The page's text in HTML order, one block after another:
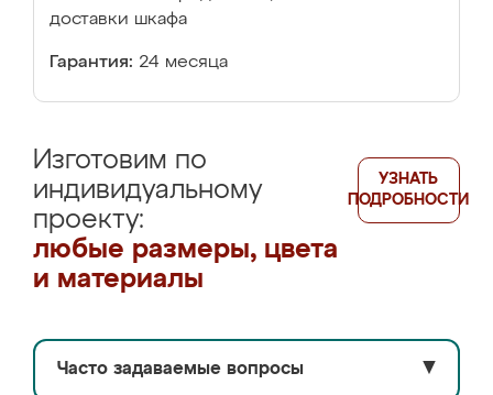
доставки шкафа
Гарантия: 24 месяца
Изготовим по
индивидуальному
проекту:
любые размеры, цвета
и материалы
УЗНАТЬ
ПОДРОБНОСТИ
Часто задаваемые вопросы ▼